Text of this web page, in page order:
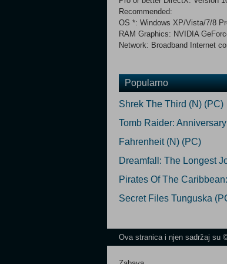
Recommended:
OS *: Windows XP/Vista/7/8
RAM Graphics: NVIDIA
Network: Broadband Internet
Popularno
Shrek The Third (N) (PC)
Tomb Raider:
Fahrenheit (N) (PC)
Dreamfall: The Longest
Pirates Of The
Secret Files Tunguska
Ova stranica i njen sadržaj su